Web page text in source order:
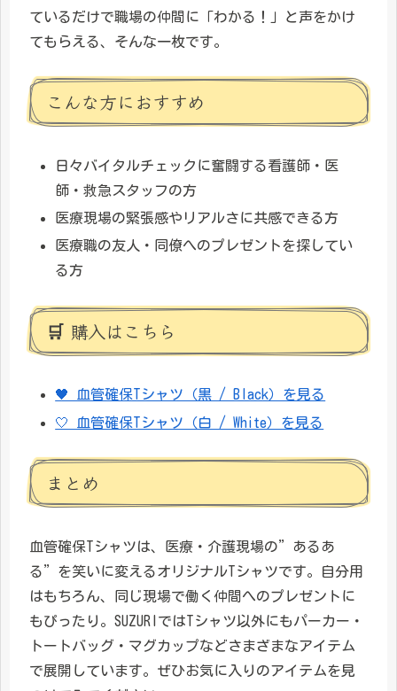
ているだけで職場の仲間に「わかる！」と声をかけ
てもらえる、そんな一枚です。
こんな方におすすめ
日々バイタルチェックに奮闘する看護師・医
師・救急スタッフの方
医療現場の緊張感やリアルさに共感できる方
医療職の友人・同僚へのプレゼントを探してい
る方
🛒 購入はこちら
🖤 血管確保Tシャツ（黒 / Black）を見る
🤍 血管確保Tシャツ（白 / White）を見る
まとめ
血管確保Tシャツは、医療・介護現場の”あるあ
る”を笑いに変えるオリジナルTシャツです。自分用
はもちろん、同じ現場で働く仲間へのプレゼントに
もぴったり。SUZURIではTシャツ以外にもパーカー・
トートバッグ・マグカップなどさまざまなアイテム
で展開しています。ぜひお気に入りのアイテムを見